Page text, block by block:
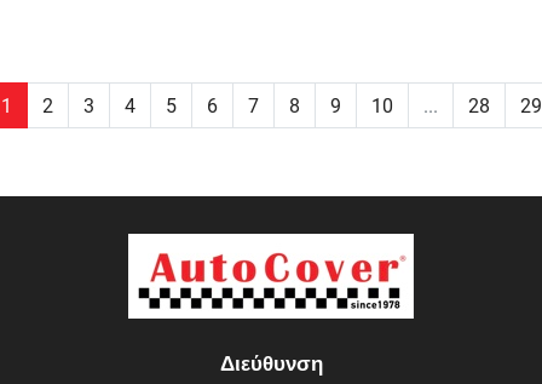
1 2 3 4 5 6 7 8 9 10 ... 28 29
Διεύθυνση